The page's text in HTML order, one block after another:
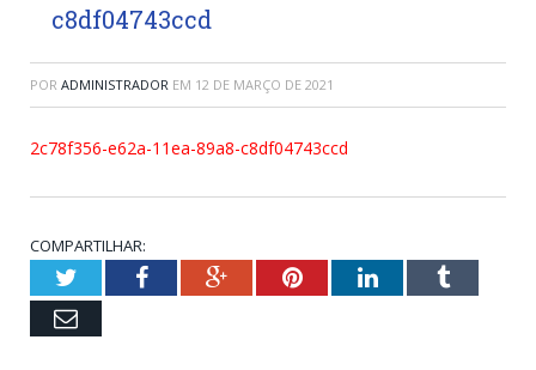
c8df04743ccd
POR ADMINISTRADOR EM 12 DE MARÇO DE 2021
2c78f356-e62a-11ea-89a8-c8df04743ccd
COMPARTILHAR:
TwitterFacebookGoogle+PinterestLinkedInTumblr
Email